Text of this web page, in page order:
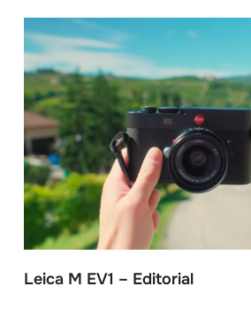
Leica M EV1 – Editorial